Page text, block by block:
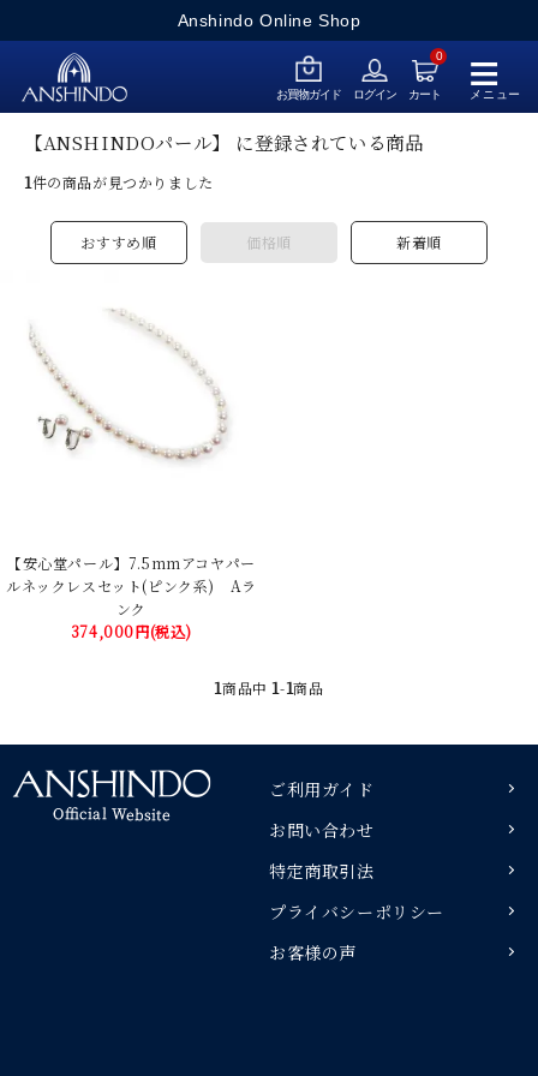
Anshindo Online Shop
≡
メニュー
お買物ガイド ログイン
0
カート
【ANSHINDOパール】 に登録されている商品
1件の商品が見つかりました
おすすめ順 価格順 新着順
【安心堂パール】7.5mmアコヤパー
ルネックレスセット(ピンク系) Aラ
ンク
374,000円(税込)
1商品中 1-1商品
ご利用ガイド
お問い合わせ
特定商取引法
プライバシーポリシー
お客様の声